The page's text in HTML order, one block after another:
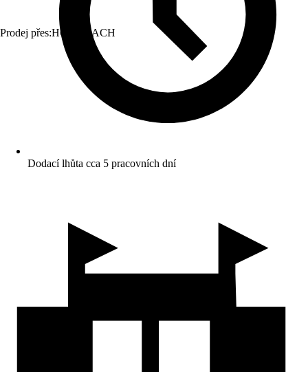
Prodej přes:HORNBACH
Dodací lhůta cca 5 pracovních dní